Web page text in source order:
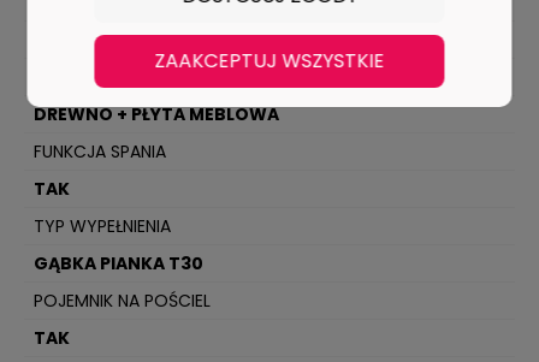
3 OSOBOWA
Materiał
DREWNO + PŁYTA MEBLOWA
FUNKCJA SPANIA
TAK
TYP WYPEŁNIENIA
GĄBKA PIANKA T30
POJEMNIK NA POŚCIEL
TAK
ZAAKCEPTUJ WSZYSTKIE